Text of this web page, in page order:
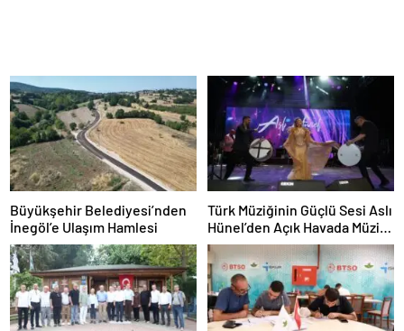
Büyükşehir Belediyesi’nden
İnegöl’e Ulaşım Hamlesi
Türk Müziğinin Güçlü Sesi Aslı
Hünel’den Açık Havada Müzik
Ziyafeti